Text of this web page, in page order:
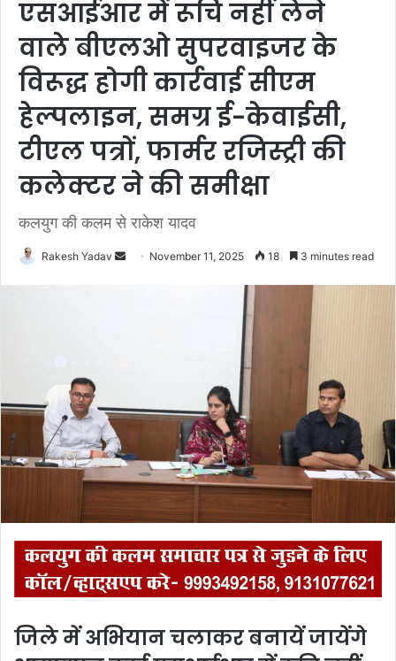
एसआईआर में रूचि नहीं लेने
वाले बीएलओ सुपरवाइजर के
विरूद्ध होगी कार्रवाई सीएम
हेल्‍पलाइन, समग्र ई-केवाईसी,
टीएल पत्रों, फार्मर रजिस्‍ट्री की
कलेक्‍टर ने की समीक्षा
कलयुग की कलम से राकेश यादव
Rakesh Yadav
m
l
November 11, 2025 18 3 minutes read
जिले में अभियान चलाकर बनायें जायेंगे